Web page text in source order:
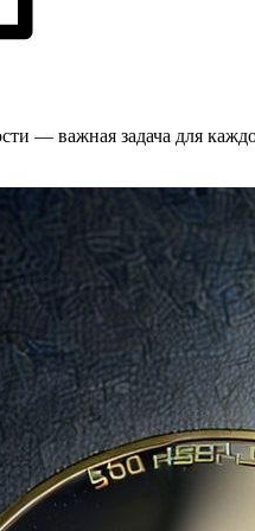
— важная задача для